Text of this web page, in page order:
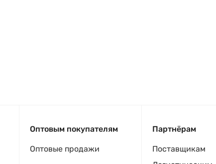
Оптовым покупателям
Оптовые продажи
Партнёрам
Поставщикам